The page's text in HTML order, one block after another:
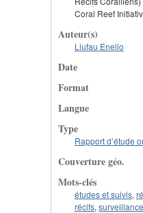
Coral Reef
Auteur(s)
Liufau Enelio
Date
Format
Langue
Type
Rapport d’étude
Couverture géo.
Mots-clés
études et suivis,
récifs,